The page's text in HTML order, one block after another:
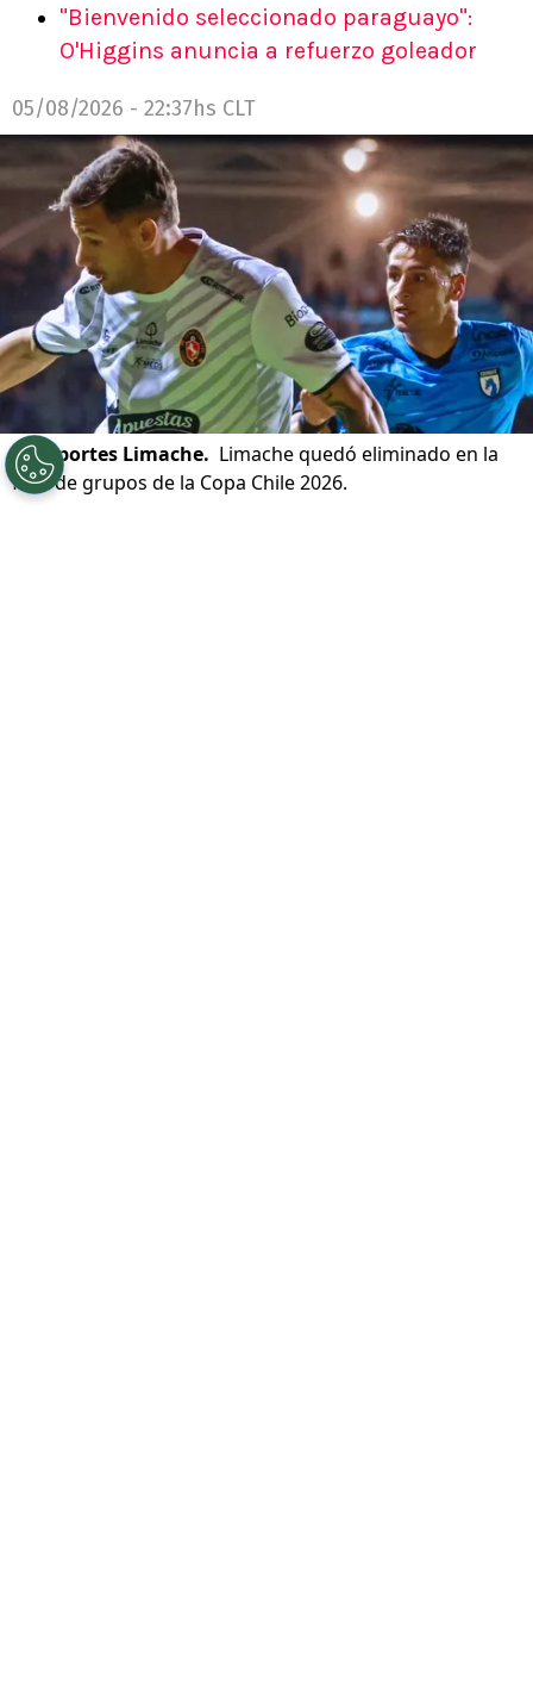
"Bienvenido seleccionado paraguayo":
O'Higgins anuncia a refuerzo goleador
05/08/2026 - 22:37hs CLT
©Deportes Limache. Limache quedó eliminado en la
fase de grupos de la Copa Chile 2026.